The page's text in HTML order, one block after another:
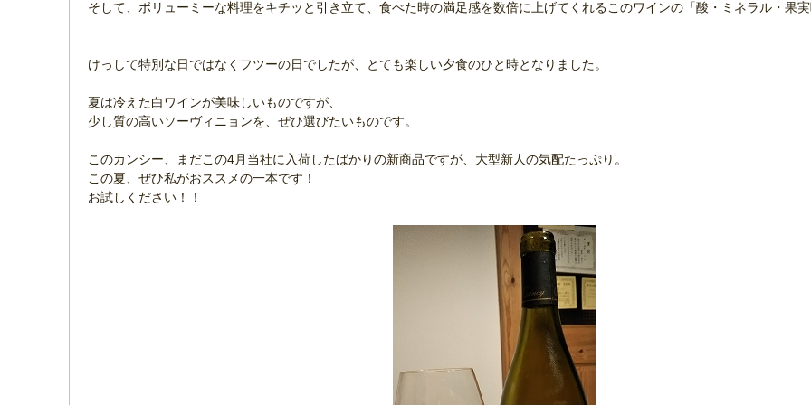
そして、ボリューミーな料理をキチッと引き立て、食べた時の満足感を数倍に上げてくれるこのワインの「酸・ミネラル・果
けっして特別な日ではなくフツーの日でしたが、とても楽しい夕食のひと時となりました。
夏は冷えた白ワインが美味しいものですが、
少し質の高いソーヴィニョンを、ぜひ選びたいものです。
このカンシー、まだこの4月当社に入荷したばかりの新商品ですが、大型新人の気配たっぷり。
この夏、ぜひ私がおススメの一本です！
お試しください！！